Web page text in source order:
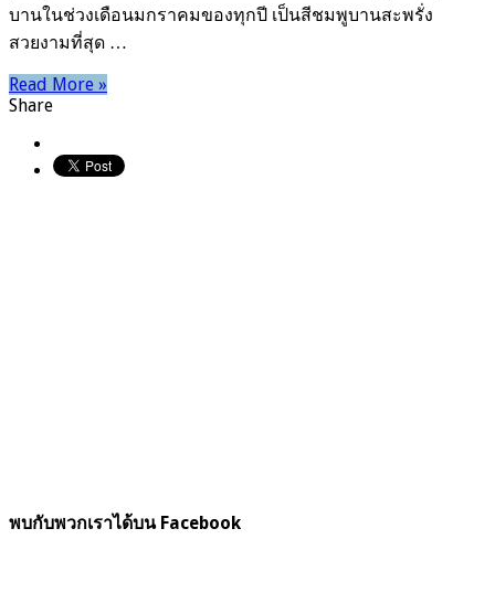
บานในช่วงเดือนมกราคมของทุกปี เป็นสีชมพูบานสะพรั่ง
สวยงามที่สุด …
Read More »
Share
พบกับพวกเราได้บน Facebook